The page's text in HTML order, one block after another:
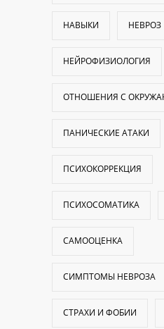
НАВЫКИ НЕВРОЗ
НЕЙРОФИЗИОЛОГИЯ
ОТНОШЕНИЯ С
ПАНИЧЕСКИЕ АТАКИ
ПСИХОКОРРЕКЦИЯ
ПСИХОСОМАТИКА
САМООЦЕНКА
СИМПТОМЫ НЕВРОЗА
СТРАХИ И ФОБИИ